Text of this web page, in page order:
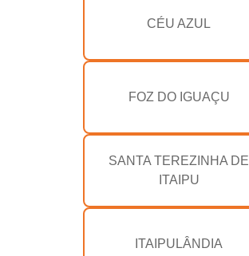
CÉU AZUL
FOZ DO IGUAÇU
SANTA TEREZINHA DE
ITAIPU
ITAIPULÂNDIA